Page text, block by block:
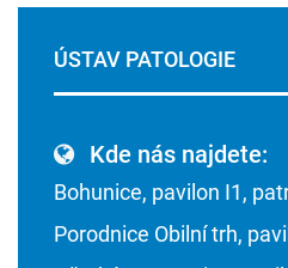
ÚSTAV PATOLOGIE
Kde nás najdete:
Bohunice, pavilon I1,
Porodnice Obilní trh,